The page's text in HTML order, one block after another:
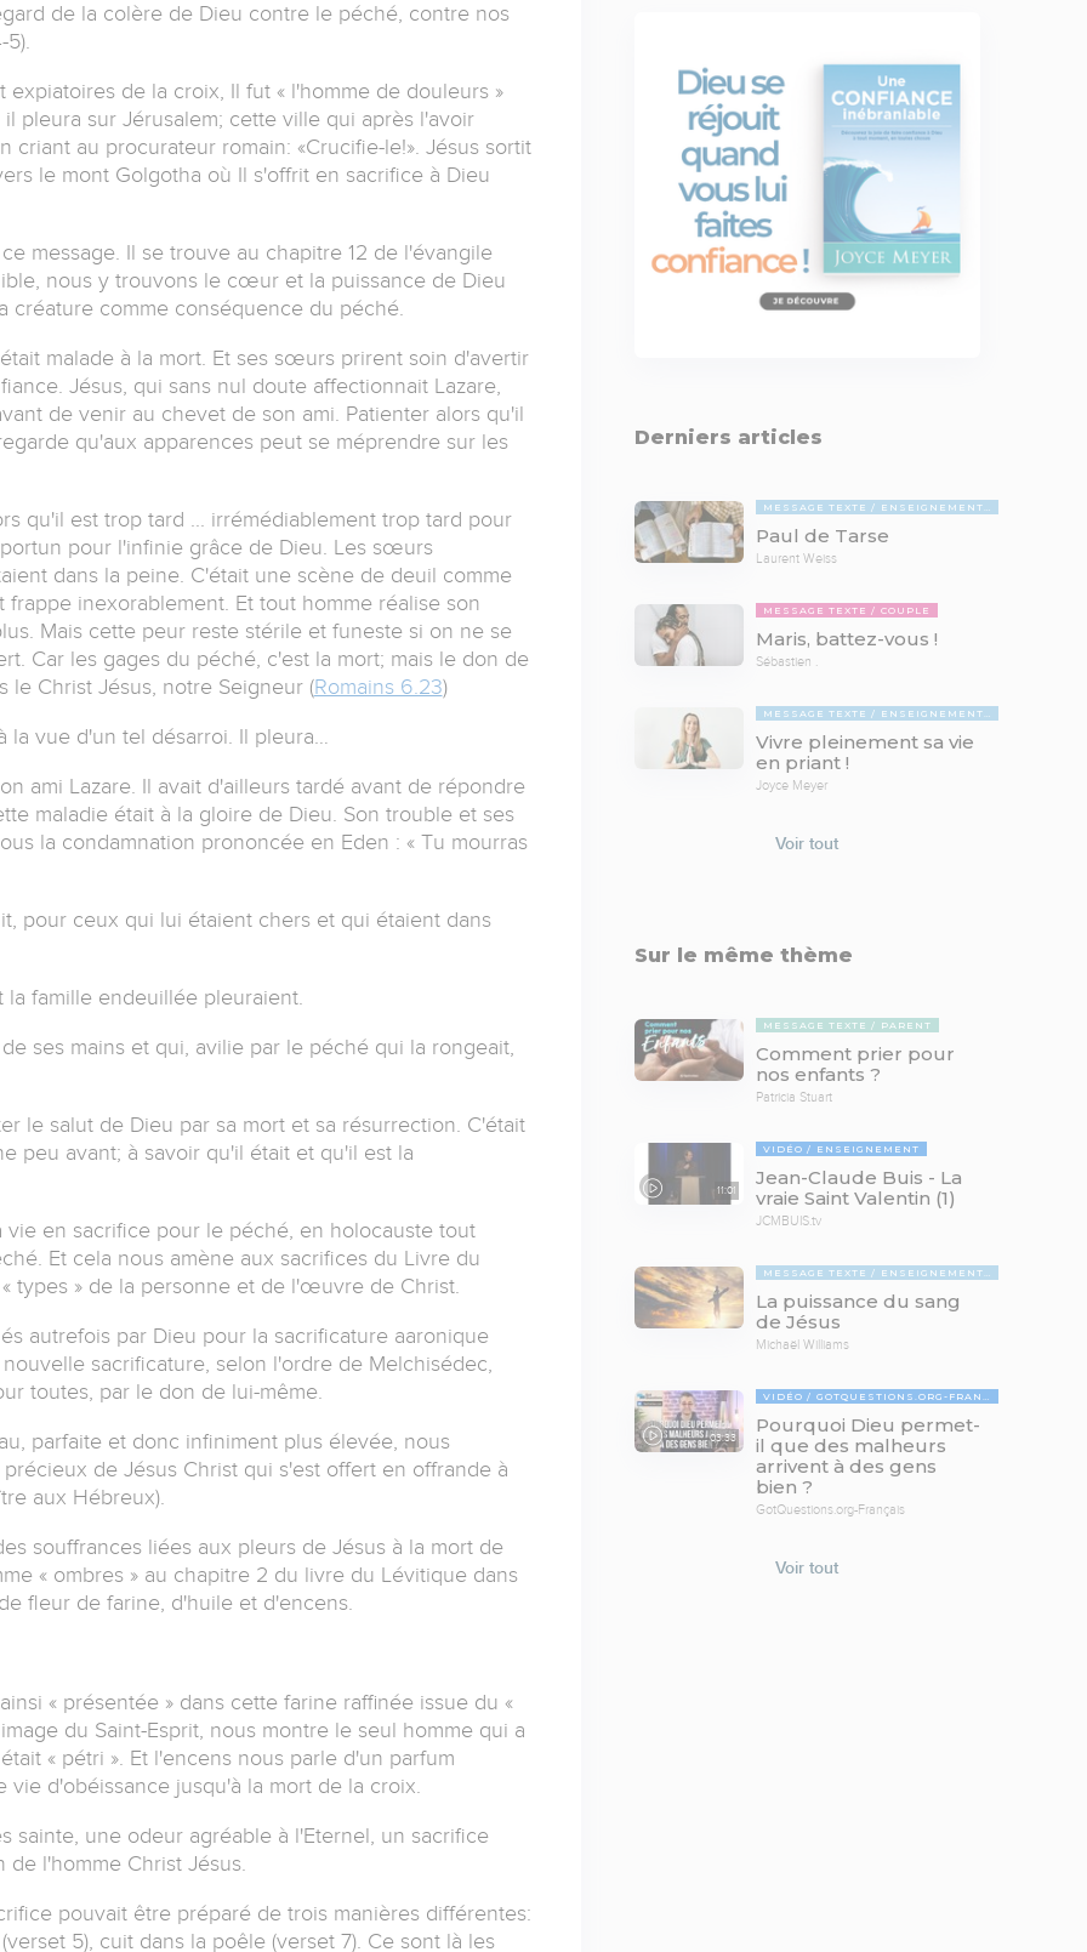
de la colère de Dieu contre le péché, contre nos
5).
de la croix, Il fut « l'homme de douleurs »
pleura sur Jérusalem; cette ville qui après l'avoir
criant au procurateur romain: «Crucifie-le!». Jésus sortit
le mont Golgotha où Il s'offrit en sacrifice à Dieu
message. Il se trouve au chapitre 12 de l'évangile
nous y trouvons le cœur et la puissance de Dieu
créature comme conséquence du péché.
malade à la mort. Et ses sœurs prirent soin d'avertir
Jésus, qui sans nul doute affectionnait Lazare,
de venir au chevet de son ami. Patienter alors qu'il
qu'aux apparences peut se méprendre sur les
qu'il est trop tard ... irrémédiablement trop tard pour
pour l'infinie grâce de Dieu. Les sœurs
dans la peine. C'était une scène de deuil comme
inexorablement. Et tout homme réalise son
Mais cette peur reste stérile et funeste si on ne se
Car les gages du péché, c'est la mort; mais le don de
Christ Jésus, notre Seigneur (Romains 6.23)
la vue d'un tel désarroi. Il pleura…
ami Lazare. Il avait d'ailleurs tardé avant de répondre
maladie était à la gloire de Dieu. Son trouble et ses
la condamnation prononcée en Eden : « Tu mourras
pour ceux qui lui étaient chers et qui étaient dans
famille endeuillée pleuraient.
ses mains et qui, avilie par le péché qui la rongeait,
le salut de Dieu par sa mort et sa résurrection. C'était
peu avant; à savoir qu'il était et qu'il est la
en sacrifice pour le péché, en holocauste tout
Et cela nous amène aux sacrifices du Livre du
types » de la personne et de l'œuvre de Christ.
autrefois par Dieu pour la sacrificature aaronique
sacrificature, selon l'ordre de Melchisédec,
toutes, par le don de lui-même.
parfaite et donc infiniment plus élevée, nous
de Jésus Christ qui s'est offert en offrande à
aux Hébreux).
souffrances liées aux pleurs de Jésus à la mort de
« ombres » au chapitre 2 du livre du Lévitique dans
fleur de farine, d'huile et d'encens.
« présentée » dans cette farine raffinée issue du «
du Saint-Esprit, nous montre le seul homme qui a
« pétri ». Et l'encens nous parle d'un parfum
d'obéissance jusqu'à la mort de la croix.
sainte, une odeur agréable à l'Eternel, un sacrifice
l'homme Christ Jésus.
pouvait être préparé de trois manières différentes:
5), cuit dans la poêle (verset 7). Ce sont là les
Derniers articles
MESSAGE TEXTE ENSEIGNEMENTS BIBLIQUES
Paul de Tarse
Laurent Weiss
MESSAGE TEXTE COUPLE
Maris, battez-vous !
Sébastien .
MESSAGE TEXTE ENSEIGNEMENTS BIBLIQUES
Vivre pleinement sa vie
en priant !
Joyce Meyer
Voir tout
Sur le même thème
MESSAGE TEXTE PARENT
Comment prier pour
nos enfants ?
Patricia Stuart
11:01
VIDÉO ENSEIGNEMENT
Jean-Claude Buis - La
vraie Saint Valentin (1)
JCMBUIS.tv
MESSAGE TEXTE ENSEIGNEMENTS BIBLIQUES
La puissance du sang
de Jésus
Michaël Williams
03:33
VIDÉO GOTQUESTIONS.ORG-FRANÇAIS
Pourquoi Dieu permet-
il que des malheurs
arrivent à des gens
bien ?
GotQuestions.org-Français
Voir tout